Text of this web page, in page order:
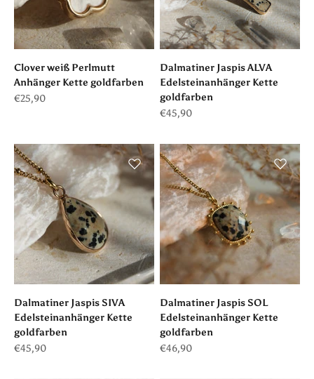
Clover weiß Perlmutt
Anhänger Kette goldfarben
Angebot
€25,90
Dalmatiner Jaspis ALVA
Edelsteinanhänger Kette
goldfarben
Angebot
€45,90
Dalmatiner Jaspis SIVA
Edelsteinanhänger Kette
goldfarben
Angebot
€45,90
Dalmatiner Jaspis SOL
Edelsteinanhänger Kette
goldfarben
Angebot
€46,90